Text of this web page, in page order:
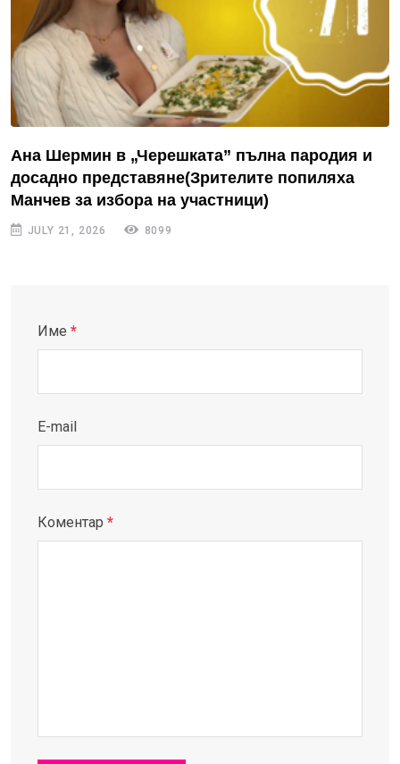
Ана Шермин в „Черешката” пълна пародия и
досадно представяне(Зрителите попиляха
Манчев за избора на участници)
JULY 21, 2026 8099
Име *
E-mail
Коментар *